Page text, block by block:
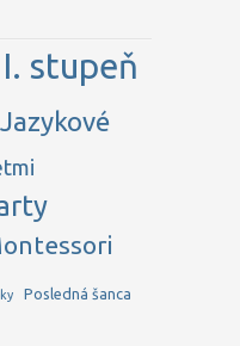
I. stupeň
Jazykové
Posledná šanca